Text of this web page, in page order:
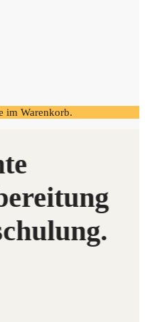
im Warenkorb.